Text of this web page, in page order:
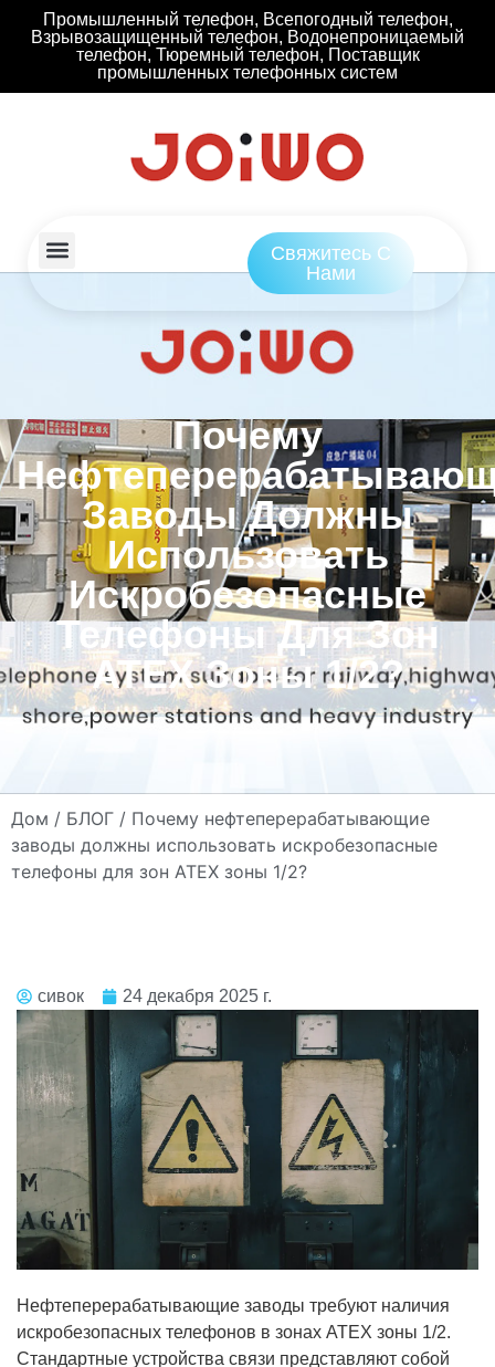
Промышленный телефон, Всепогодный телефон,
Взрывозащищенный телефон, Водонепроницаемый
телефон, Тюремный телефон, Поставщик
промышленных телефонных систем
Свяжитесь С
Нами
Почему
Заводы Должны
Использовать
Искробезопасные
Телефоны Для Зон
ATEX Зоны 1/2?
Дом / БЛОГ / Почему нефтеперерабатывающие
заводы должны использовать искробезопасные
телефоны для зон ATEX зоны 1/2?
сивок 24 декабря 2025 г.
Нефтеперерабатывающие заводы требуют наличия
искробезопасных телефонов в зонах ATEX зоны 1/2.
Стандартные устройства связи представляют собой